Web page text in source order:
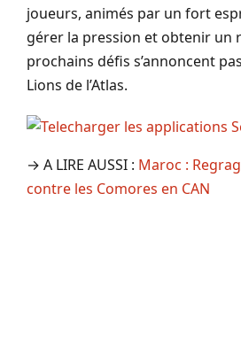
joueurs, animés par un fort
gérer la pression et obtenir un
prochains défis s’annoncent
Lions de l’Atlas.
→ A LIRE AUSSI : Maroc :
contre les Comores en CAN